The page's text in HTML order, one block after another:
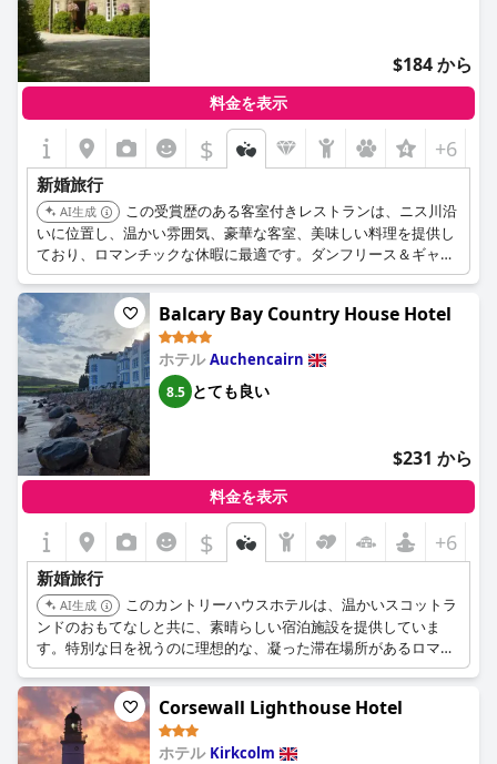
$184 から
料金を表示
$ +6
新婚旅行
AI生成
この受賞歴のある客室付きレストランは、ニス川沿
いに位置し、温かい雰囲気、豪華な客室、美味しい料理を提供し
ており、ロマンチックな休暇に最適です。ダンフリース＆ギャロ
ウェイののどかな田園地帯でリラックスした週末を過ごせます。
Balcary Bay Country House Hotel
ホテルAuchencairn
8.5 とても良い
$231 から
料金を表示
$ +6
新婚旅行
AI生成
このカントリーハウスホテルは、温かいスコットラ
ンドのおもてなしと共に、素晴らしい宿泊施設を提供していま
す。特別な日を祝うのに理想的な、凝った滞在場所があるロマン
チックな隠れ家です。
Corsewall Lighthouse Hotel
ホテル Kirkcolm